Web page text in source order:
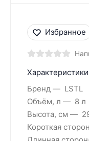
Избранное
Бренд
LSTL
Объём, л
8 л
Высота, см
Короткая